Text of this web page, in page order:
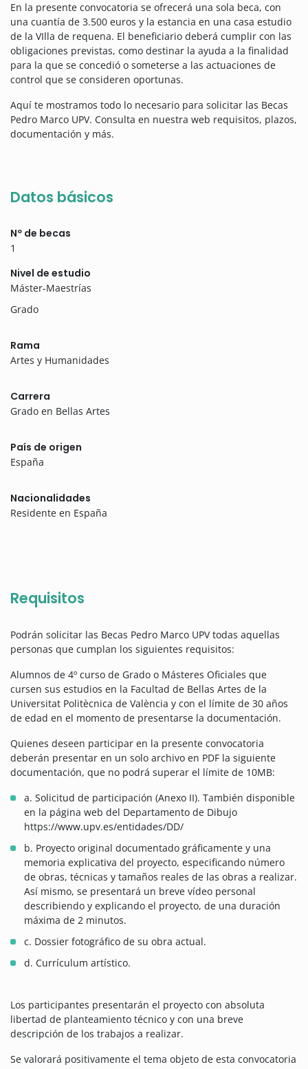
En la presente convocatoria se ofrecerá una sola beca, con
una cuantía de 3.500 euros y la estancia en una casa estudio
de la VIlla de requena. El beneficiario deberá cumplir con las
obligaciones previstas, como destinar la ayuda a la finalidad
para la que se concedió o someterse a las actuaciones de
control que se consideren oportunas.
Aquí te mostramos todo lo necesario para solicitar las Becas
Pedro Marco UPV. Consulta en nuestra web requisitos, plazos,
documentación y más.
Datos básicos
Nº de becas
1
Nivel de estudio
Máster-Maestrías
Grado
Rama
Artes y Humanidades
Carrera
Grado en Bellas Artes
País de origen
España
Nacionalidades
Residente en España
Requisitos
Podrán solicitar las Becas Pedro Marco UPV todas aquellas
personas que cumplan los siguientes requisitos:
Alumnos de 4º curso de Grado o Másteres Oficiales que
cursen sus estudios en la Facultad de Bellas Artes de la
Universitat Politècnica de València y con el límite de 30 años
de edad en el momento de presentarse la documentación.
Quienes deseen participar en la presente convocatoria
deberán presentar en un solo archivo en PDF la siguiente
documentación, que no podrá superar el límite de 10MB:
a. Solicitud de participación (Anexo II). También disponible
en la página web del Departamento de Dibujo
https://www.upv.es/entidades/DD/
b. Proyecto original documentado gráficamente y una
memoria explicativa del proyecto, especificando número
de obras, técnicas y tamaños reales de las obras a realizar.
Así mismo, se presentará un breve vídeo personal
describiendo y explicando el proyecto, de una duración
máxima de 2 minutos.
c. Dossier fotográfico de su obra actual.
d. Currículum artístico.
Los participantes presentarán el proyecto con absoluta
libertad de planteamiento técnico y con una breve
descripción de los trabajos a realizar.
Se valorará positivamente el tema objeto de esta convocatoria